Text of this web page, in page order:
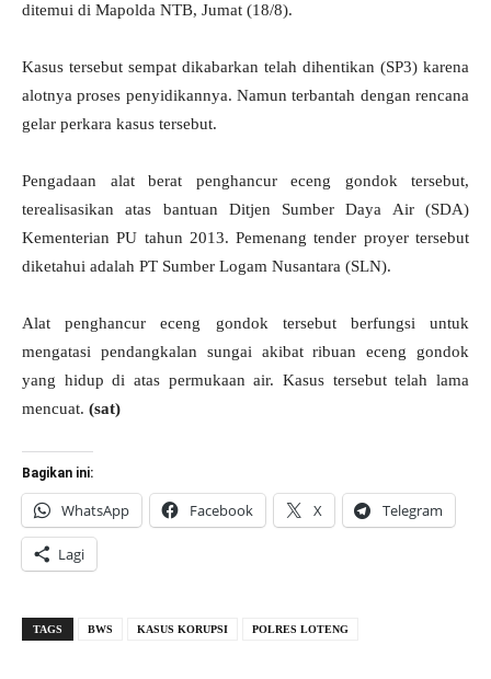
ditemui di Mapolda NTB, Jumat (18/8).
Kasus tersebut sempat dikabarkan telah dihentikan (SP3) karena
alotnya proses penyidikannya. Namun terbantah dengan rencana
gelar perkara kasus tersebut.
Pengadaan alat berat penghancur eceng gondok tersebut,
terealisasikan atas bantuan Ditjen Sumber Daya Air (SDA)
Kementerian PU tahun 2013. Pemenang tender proyer tersebut
diketahui adalah PT Sumber Logam Nusantara (SLN).
Alat penghancur eceng gondok tersebut berfungsi untuk
mengatasi pendangkalan sungai akibat ribuan eceng gondok
yang hidup di atas permukaan air. Kasus tersebut telah lama
mencuat. (sat)
Bagikan ini:
WhatsApp Facebook X Telegram
Lagi
TAGS BWS KASUS KORUPSI POLRES LOTENG